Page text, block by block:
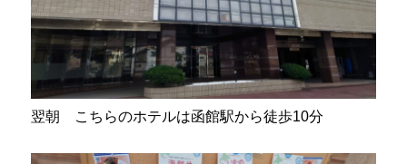
翌朝 こちらのホテルは函館駅から徒歩10分